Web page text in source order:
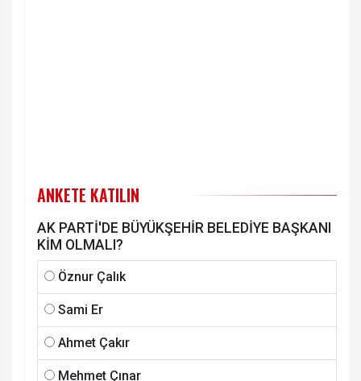
ANKETE KATILIN
AK PARTİ'DE BÜYÜKŞEHİR BELEDİYE BAŞKANI
KİM OLMALI?
Öznur Çalık
Sami Er
Ahmet Çakır
Mehmet Çınar